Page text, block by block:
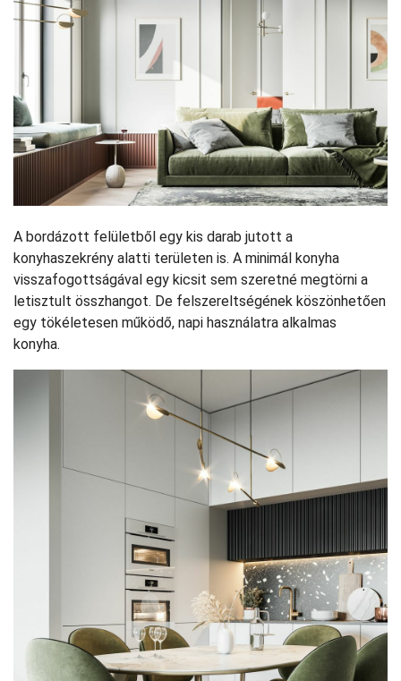
A bordázott felületből egy kis darab jutott a
konyhaszekrény alatti területen is. A minimál konyha
visszafogottságával egy kicsit sem szeretné megtörni a
letisztult összhangot. De felszereltségének köszönhetően
egy tökéletesen működő, napi használatra alkalmas
konyha.